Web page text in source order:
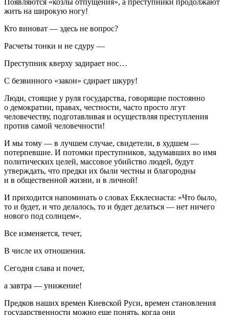
жить на широкую ногу!
Кто виноват — здесь не вопрос?
Расчеты тонки и не сдуру —
Преступник кверху задирает нос…
С безвинного «закон» сдирает шкуру!
Люди, стоящие у руля государства, говорящие постоянно
о демократии, правах, честности, часто просто лгут
человечеству, подготавливая и осуществляя преступления
против самой человечности!
И мы тому — в лучшем случае, свидетели, в худшем —
потерпевшие. И потомки преступников, задумавших во имя
политических целей, массовое убийство людей, будут
утверждать, что предки их были честны и благородны
и в общественной жизни, и в личной!
И приходится напоминать о словах Екклесиаста: «Что было,
то и будет, и что делалось, то и будет делаться — нет ничего
нового под солнцем».
Все изменяется, течет,
В числе их отношения.
Сегодня слава и почет,
а завтра — унижение!
Предков наших времен Киевской Руси, времен становления
государственности можно еще понять, когда они